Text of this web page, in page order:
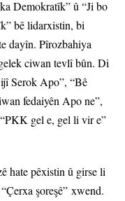
Demokratîk” û “Ji bo
bê lidarxistin, bi
dayîn. Pîrozbahiya
ciwan tevlî bûn. Di
Serok Apo”, “Bê
fedaiyên Apo ne”,
gel e, gel li vir e”
hate pêxistin û girse li
şoreşê” xwend.